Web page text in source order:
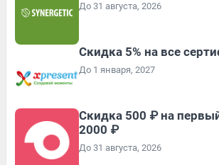
До 31 августа, 2026
Скидка 5% на все
До 1 января, 2027
Скидка 500 ₽ на
2000 ₽
До 31 августа, 2026